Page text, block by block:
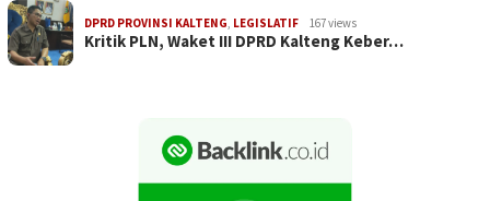
DPRD PROVINSI KALTENG LEGISLATIF 167 views
Kritik PLN, Waket III DPRD Kalteng Keber…